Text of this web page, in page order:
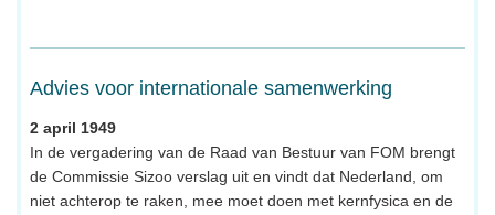
Advies voor internationale samenwerking
2 april 1949
In de vergadering van de Raad van Bestuur van FOM brengt
de Commissie Sizoo verslag uit en vindt dat Nederland, om
niet achterop te raken, mee moet doen met kernfysica en de